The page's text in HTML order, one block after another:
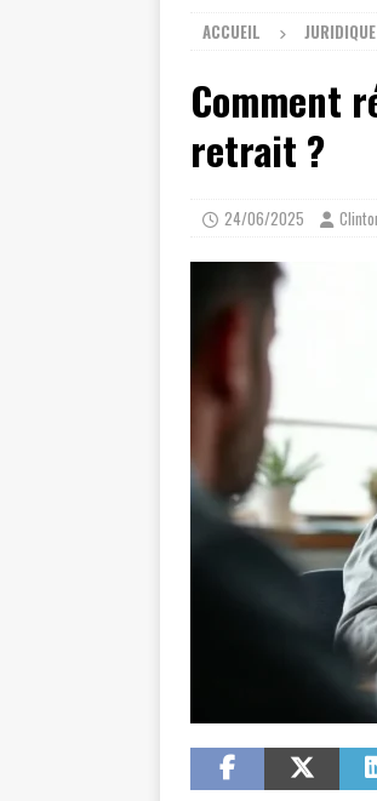
ACCUEIL JURIDIQUE
Comment
retrait ?
24/06/2025